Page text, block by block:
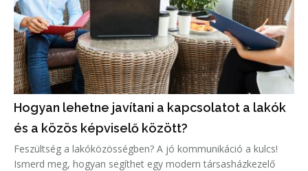
Hogyan lehetne javítani a kapcsolatot a lakók
és a közös képviselő között?
Feszültség a lakóközösségben? A jó kommunikáció a kulcs!
Ismerd meg, hogyan segíthet egy modern társasházkezelő